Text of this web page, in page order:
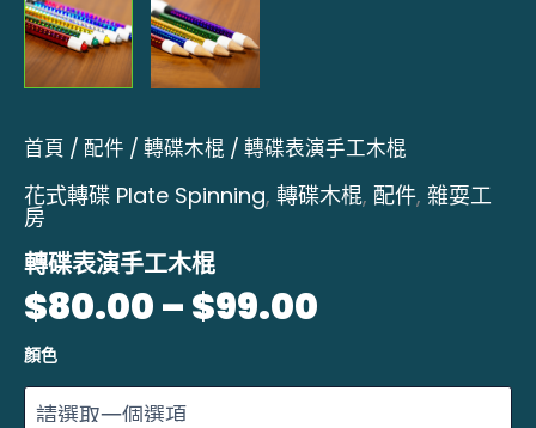
首頁 / 配件 / 轉碟木棍 / 轉碟表演手工木棍
花式轉碟 Plate Spinning, 轉碟木棍, 配件, 雜耍工
房
轉碟表演手工木棍
$80.00–$99.00
顏色